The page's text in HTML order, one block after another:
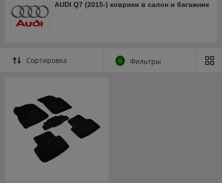
AUDI Q7 (2015-) коврики в салон и багажник
Сортировка 0 Фильтры